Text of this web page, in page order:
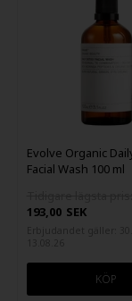
Evolve Organic
Facial Wash 100 ml
193,00 SEK